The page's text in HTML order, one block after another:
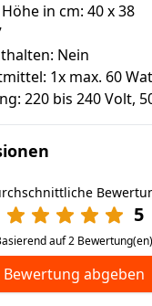
in cm: 40 x 38
Nein
1x max. 60
220 bis 240 Volt,
5
auf 2 Bewertung(en)
Bewertung abgeben